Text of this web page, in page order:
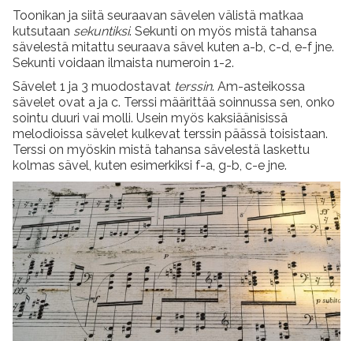
Toonikan ja siitä seuraavan sävelen välistä matkaa
kutsutaan sekuntiksi. Sekunti on myös mistä tahansa
sävelestä mitattu seuraava sävel kuten a-b, c-d, e-f jne.
Sekunti voidaan ilmaista numeroin 1-2.
Sävelet 1 ja 3 muodostavat terssin. Am-asteikossa
sävelet ovat a ja c. Terssi määrittää soinnussa sen, onko
sointu duuri vai molli. Usein myös kaksiäänisissä
melodioissa sävelet kulkevat terssin päässä toisistaan.
Terssi on myöskin mistä tahansa sävelestä laskettu
kolmas sävel, kuten esimerkiksi f-a, g-b, c-e jne.